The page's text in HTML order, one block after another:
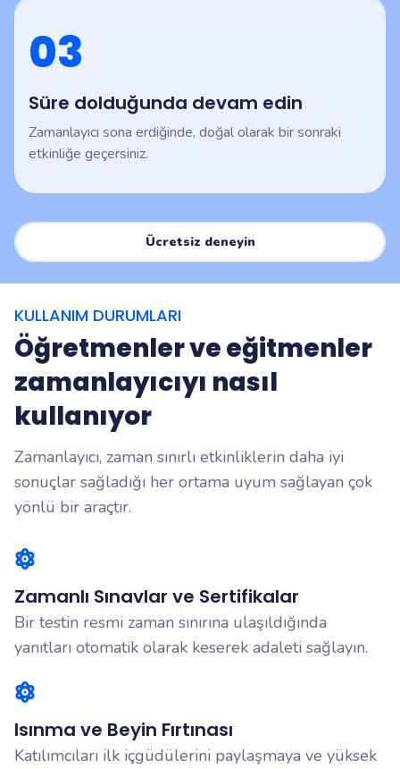
03
Süre dolduğunda devam edin
Zamanlayıcı sona erdiğinde, doğal olarak bir sonraki
etkinliğe geçersiniz.
Ücretsiz deneyin
KULLANIM DURUMLARI
Öğretmenler ve eğitmenler
zamanlayıcıyı nasıl
kullanıyor
Zamanlayıcı, zaman sınırlı etkinliklerin daha iyi
sonuçlar sağladığı her ortama uyum sağlayan çok
yönlü bir araçtır.
Zamanlı Sınavlar ve Sertifikalar
Bir testin resmi zaman sınırına ulaşıldığında
yanıtları otomatik olarak keserek adaleti sağlayın.
Isınma ve Beyin Fırtınası
Katılımcıları ilk içgüdülerini paylaşmaya ve yüksek